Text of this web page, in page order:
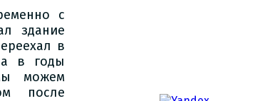
с
здание
в
в годы
можем
после